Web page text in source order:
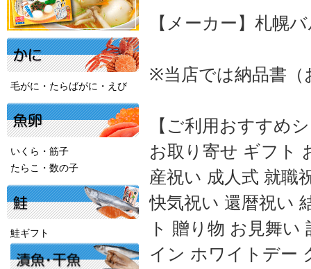
【メーカー】札幌
※当店では納品書（
【ご利用おすすめ
お取り寄せ ギフト
産祝い 成人式 就職
快気祝い 還暦祝い
ト 贈り物 お見舞
イン ホワイトデー
毛がに・たらばがに・えび
いくら・筋子
たらこ・数の子
鮭ギフト